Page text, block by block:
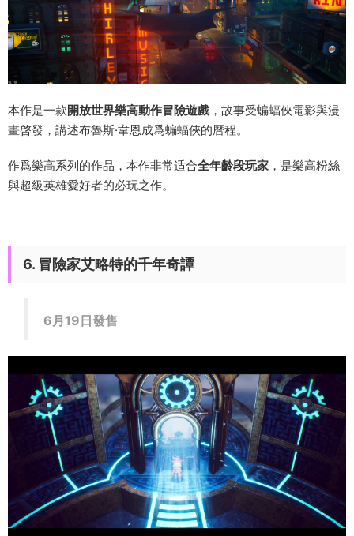
本作是一款開放世界樂高動作冒險遊戲，故事受蝙蝠俠電影與漫
畫啓發，講述布魯斯·韋恩成爲蝙蝠俠的曆程。
作爲樂高系列的作品，本作非常适合全年齡段玩家 ，是樂高粉絲
與超級英雄愛好者的必玩之作。
6. 冒險家艾略特的千年奇譚
6月19日發售